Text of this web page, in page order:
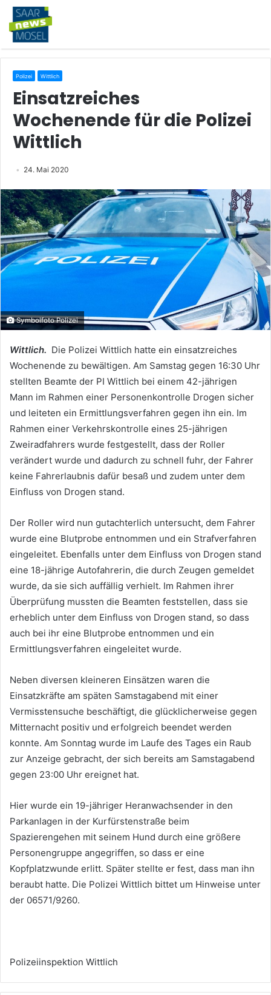
Polizei Wittlich
Einsatzreiches
Wochenende für die Polizei
Wittlich
24. Mai 2020
Symbolfoto Polizei
Wittlich. Die Polizei Wittlich hatte ein einsatzreiches
Wochenende zu bewältigen. Am Samstag gegen 16:30 Uhr
stellten Beamte der PI Wittlich bei einem 42-jährigen
Mann im Rahmen einer Personenkontrolle Drogen sicher
und leiteten ein Ermittlungsverfahren gegen ihn ein. Im
Rahmen einer Verkehrskontrolle eines 25-jährigen
Zweiradfahrers wurde festgestellt, dass der Roller
verändert wurde und dadurch zu schnell fuhr, der Fahrer
keine Fahrerlaubnis dafür besaß und zudem unter dem
Einfluss von Drogen stand.
Der Roller wird nun gutachterlich untersucht, dem Fahrer
wurde eine Blutprobe entnommen und ein Strafverfahren
eingeleitet. Ebenfalls unter dem Einfluss von Drogen stand
eine 18-jährige Autofahrerin, die durch Zeugen gemeldet
wurde, da sie sich auffällig verhielt. Im Rahmen ihrer
Überprüfung mussten die Beamten feststellen, dass sie
erheblich unter dem Einfluss von Drogen stand, so dass
auch bei ihr eine Blutprobe entnommen und ein
Ermittlungsverfahren eingeleitet wurde.
Neben diversen kleineren Einsätzen waren die
Einsatzkräfte am späten Samstagabend mit einer
Vermisstensuche beschäftigt, die glücklicherweise gegen
Mitternacht positiv und erfolgreich beendet werden
konnte. Am Sonntag wurde im Laufe des Tages ein Raub
zur Anzeige gebracht, der sich bereits am Samstagabend
gegen 23:00 Uhr ereignet hat.
Hier wurde ein 19-jähriger Heranwachsender in den
Parkanlagen in der Kurfürstenstraße beim
Spazierengehen mit seinem Hund durch eine größere
Personengruppe angegriffen, so dass er eine
Kopfplatzwunde erlitt. Später stellte er fest, dass man ihn
beraubt hatte. Die Polizei Wittlich bittet um Hinweise unter
der 06571/9260.
Polizeiinspektion Wittlich